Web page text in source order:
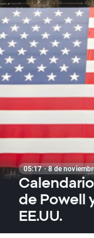
05:17 · 8 de
de Powell
EE.UU.